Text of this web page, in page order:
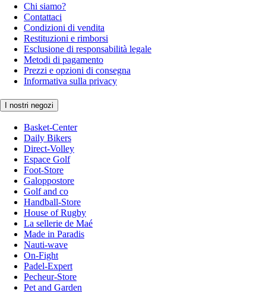
Chi siamo?
Contattaci
Condizioni di vendita
Restituzioni e rimborsi
Esclusione di responsabilità legale
Metodi di pagamento
Prezzi e opzioni di consegna
Informativa sulla privacy
I nostri negozi
Basket-Center
Daily Bikers
Direct-Volley
Espace Golf
Foot-Store
Galoppostore
Golf and co
Handball-Store
House of Rugby
La sellerie de Maé
Made in Paradis
Nauti-wave
On-Fight
Padel-Expert
Pecheur-Store
Pet and Garden